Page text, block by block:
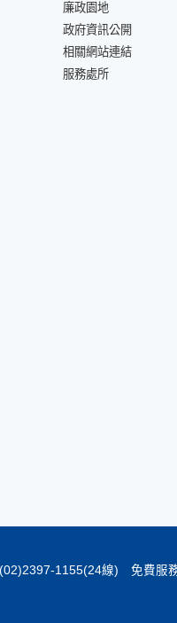
廉政園地
政府資訊公開
相關網站連結
服務處所
1155(24線) 免費服